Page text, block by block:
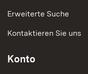
Erweiterte Suche
Kontaktieren Sie uns
Konto